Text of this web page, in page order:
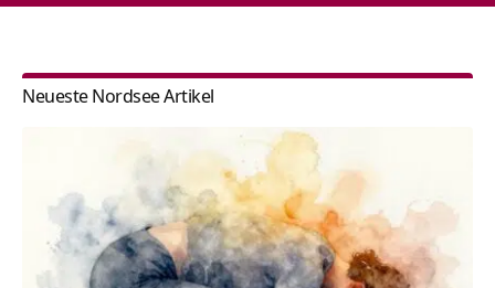
Neueste Nordsee Artikel